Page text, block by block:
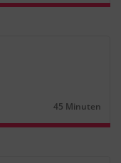
Dauer:
45 Minuten